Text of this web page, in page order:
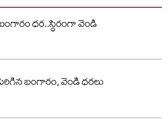
ధర..స్థిరంగా వెండి
బంగారం, వెండి ధరలు